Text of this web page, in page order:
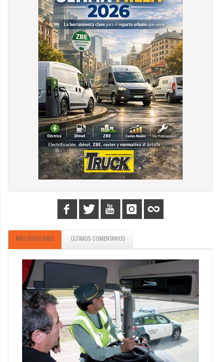
MÁS POPULARES ÚLTIMOS COMENTARIOS